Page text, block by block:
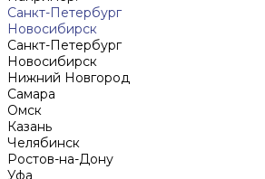
Санкт-Петербург
Новосибирск
Санкт-Петербург
Новосибирск
Нижний Новгород
Cамара
Омск
Казань
Челябинск
Ростов-на-Дону
Уфа